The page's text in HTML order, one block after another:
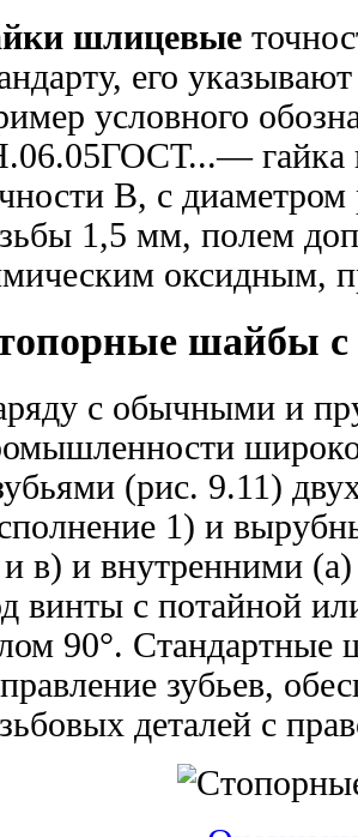
шлицевые
его
условного
гайка
В, с
1,5 мм, полем
оксидным,
шайбы с
с обычными и
(рис. 9.11)
1) и
в) и внутренними
винты с потайной
90°.
зубьев,
деталей с